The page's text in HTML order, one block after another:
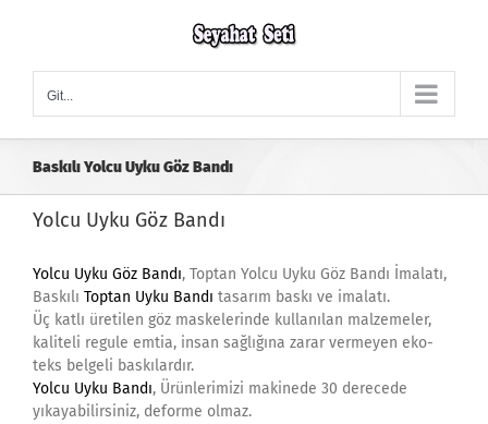
Git...
Baskılı Yolcu Uyku Göz Bandı
Yolcu Uyku Göz Bandı
Yolcu Uyku Göz Bandı, Toptan Yolcu Uyku Göz Bandı İmalatı,
Baskılı Toptan Uyku Bandı tasarım baskı ve imalatı.
Üç katlı üretilen göz maskelerinde kullanılan malzemeler,
kaliteli regule emtia, insan sağlığına zarar vermeyen eko-
teks belgeli baskılardır.
Yolcu Uyku Bandı, Ürünlerimizi makinede 30 derecede
yıkayabilirsiniz, deforme olmaz.